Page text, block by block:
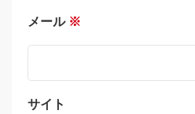
メール ※
サイト